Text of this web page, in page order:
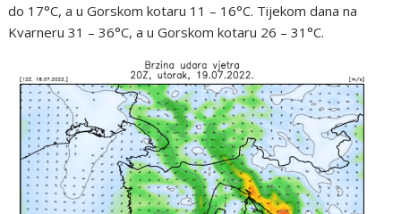
do 17°C, a u Gorskom kotaru 11 – 16°C. Tijekom dana na
Kvarneru 31 – 36°C, a u Gorskom kotaru 26 – 31°C.